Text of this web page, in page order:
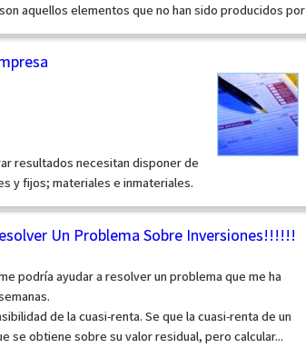
aquellos elementos que no han sido producidos por
resultados necesitan disponer de
y fijos; materiales e inmateriales.
Un Problema Sobre Inversiones!!!!!!
podría ayudar a resolver un problema que me ha
de la cuasi-renta. Se que la cuasi-renta de un
se obtiene sobre su valor residual, pero calcular...